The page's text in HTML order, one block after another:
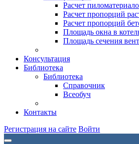
Расчет
Расчет пропорций
Расчет пропорций
Площадь окна в
Площадь сечения
Консультация
Библиотека
Библиотека
Справочник
Всеобуч
Контакты
Регистрация на сайте Войти